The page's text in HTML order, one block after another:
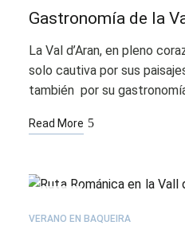
Gastronomía de la
La Val d’Aran, en pleno
solo cautiva por sus
también por su
Read More
12
VERANO EN BAQUEIRA